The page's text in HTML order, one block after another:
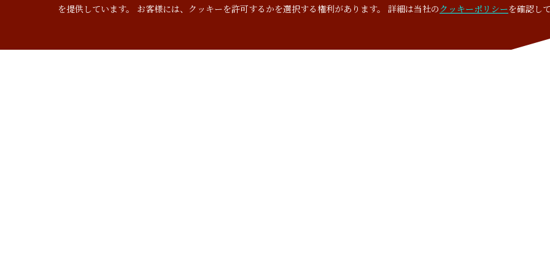
を提供しています。 お客様には、クッキーを許可するかを選択する権利があります。 詳細は当社の クッキーポリシーを確認し